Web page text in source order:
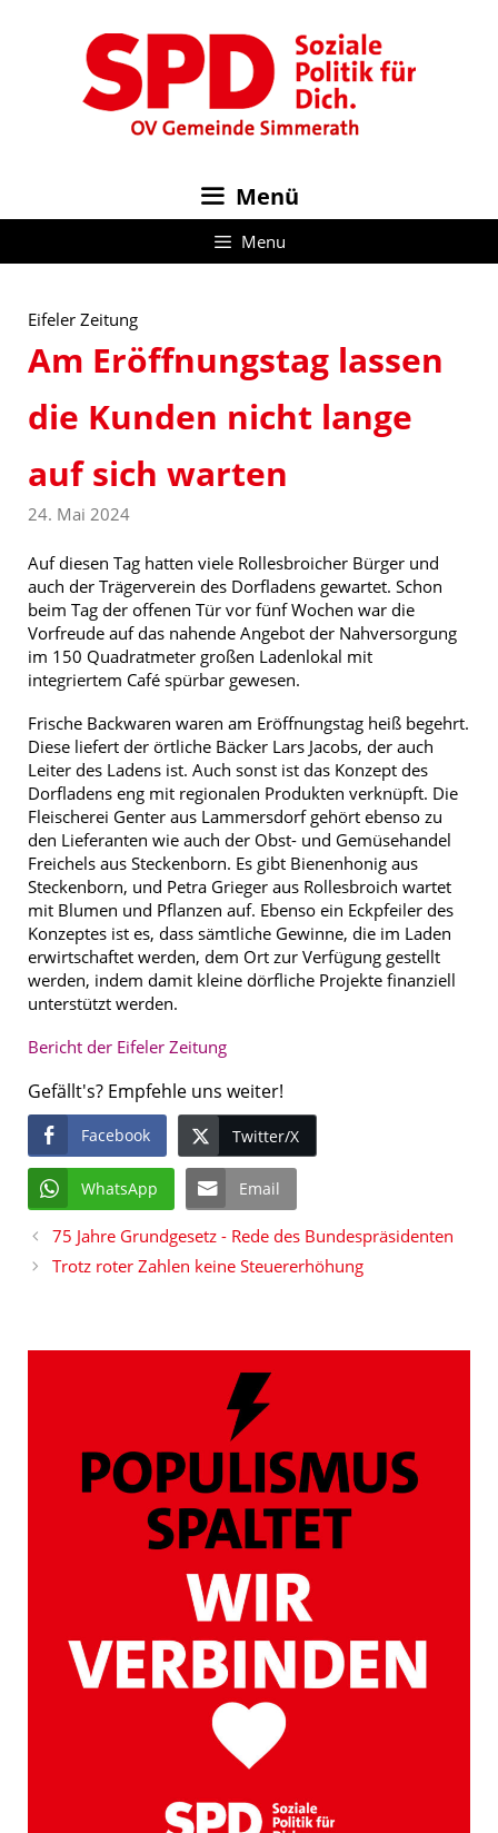
Menü
Menu
Eifeler Zeitung
Am Eröffnungstag lassen
die Kunden nicht lange
auf sich warten
24. Mai 2024
Auf diesen Tag hatten viele Rollesbroicher Bürger und
auch der Trägerverein des Dorfladens gewartet. Schon
beim Tag der offenen Tür vor fünf Wochen war die
Vorfreude auf das nahende Angebot der Nahversorgung
im 150 Quadratmeter großen Ladenlokal mit
integriertem Café spürbar gewesen.
Frische Backwaren waren am Eröffnungstag heiß begehrt.
Diese liefert der örtliche Bäcker Lars Jacobs, der auch
Leiter des Ladens ist. Auch sonst ist das Konzept des
Dorfladens eng mit regionalen Produkten verknüpft. Die
Fleischerei Genter aus Lammersdorf gehört ebenso zu
den Lieferanten wie auch der Obst- und Gemüsehandel
Freichels aus Steckenborn. Es gibt Bienenhonig aus
Steckenborn, und Petra Grieger aus Rollesbroich wartet
mit Blumen und Pflanzen auf. Ebenso ein Eckpfeiler des
Konzeptes ist es, dass sämtliche Gewinne, die im Laden
erwirtschaftet werden, dem Ort zur Verfügung gestellt
werden, indem damit kleine dörfliche Projekte finanziell
unterstützt werden.
Bericht der Eifeler Zeitung
Gefällt's? Empfehle uns weiter!
Facebook Twitter/X
WhatsApp Email
75 Jahre Grundgesetz - Rede des Bundespräsidenten
Trotz roter Zahlen keine Steuererhöhung